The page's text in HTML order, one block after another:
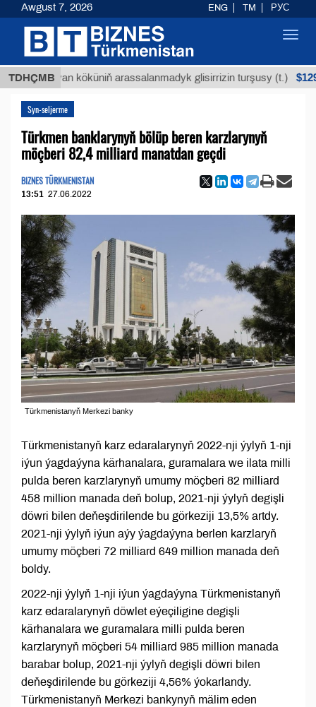
TDHÇMB
Buýan köküniň arassalanmadyk glisirrizin turşusy (t.) $12935,18
Syn-seljerme
Türkmen banklarynyň bölüp beren karzlarynyň
möçberi 82,4 milliard manatdan geçdi
BIZNES TÜRKMENISTAN
13:51 27.06.2022
Türkmenistanyň Merkezi banky
Türkmenistanyň karz edaralarynyň 2022-nji ýylyň 1-nji
iýun ýagdaýyna kärhanalara, guramalara we ilata milli
pulda beren karzlarynyň umumy möçberi 82 milliard
458 million manada deň bolup, 2021-nji ýylyň degişli
döwri bilen deňeşdirilende bu görkeziji 13,5% artdy.
2021-nji ýylyň iýun aýy ýagdaýyna berlen karzlaryň
umumy möçberi 72 milliard 649 million manada deň
boldy.
2022-nji ýylyň 1-nji iýun ýagdaýyna Türkmenistanyň
karz edaralarynyň döwlet eýeçiligine degişli
kärhanalara we guramalara milli pulda beren
karzlarynyň möçberi 54 milliard 985 million manada
barabar bolup, 2021-nji ýylyň degişli döwri bilen
deňeşdirilende bu görkeziji 4,56% ýokarlandy.
Türkmenistanyň Merkezi bankynyň mälim eden
Awgust 7, 2026 ENG TM РУС